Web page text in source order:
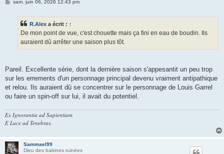
Msam. juin 06, 2026 12:43 pm
R.Alex a écrit : ↑
De mon point de vue, c'est chouette mais ça fini en eau de boudin. Ils
auraient dû arrêter une saison plus tôt.
Pareil. Excellente série, dont la dernière saison s'appesantit un peu trop
sur les errements d'un personnage principal devenu vraiment antipathique
et relou. Ils auraient dû se concentrer sur le personnage de Louis Garrel
ou faire un spin-off sur lui, il avait du potentiel.
Ex Ignorantia ad Sapientiam
E Luce ad Tenebras.
Sammael99
Dieu des babines ruinées